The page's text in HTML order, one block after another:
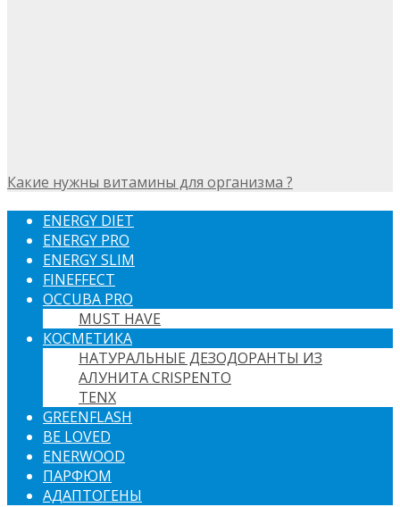
Какие нужны витамины для организма ?
ENERGY DIET
ENERGY PRO
ENERGY SLIM
FINEFFECT
OCCUBA PRO
MUST HAVE
КОСМЕТИКА
НАТУРАЛЬНЫЕ ДЕЗОДОРАНТЫ ИЗ
АЛУНИТА CRISPENTO
TENX
GREENFLASH
BE LOVED
ENERWOOD
ПАРФЮМ
АДАПТОГЕНЫ